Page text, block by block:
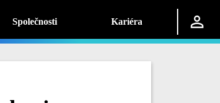
Společnosti Kariéra